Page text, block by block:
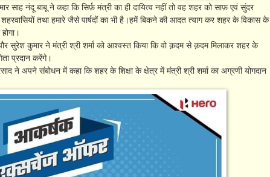
साह नंदू बाबू ने कहा कि सिर्फ़ मंत्री का ही दायित्व नहीं तो वह शहर को साफ़ एवं सुंदर
शहरवासियों तथा हमारे जैसे पार्षदों का भी है।हमें बिकने की आदत त्याग कर शहर के विकास के
सुरेश कुमार ने मंत्री श्री शर्मा को आश्वस्त किया कि वो क़दम से क़दम मिलाकर शहर के
प्रदान करेंगे।
ने अपने संबोधन में कहा कि शहर के शिक्षा के क्षेत्र में मंत्री श्री शर्मा का अग्रणी योगदान